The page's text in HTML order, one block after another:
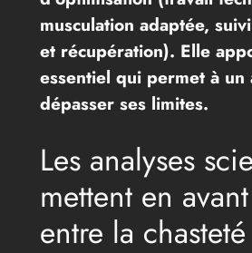
musculation adaptée,
et récupération). Elle
essentiel qui permet à un
dépasser ses limites.
Les analyses
mettent en
entre la